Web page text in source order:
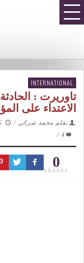
INTERNATIONAL
تاوريرت :
الاعتداء على
بقلم محمد شركي /
4
/
0
SHARES